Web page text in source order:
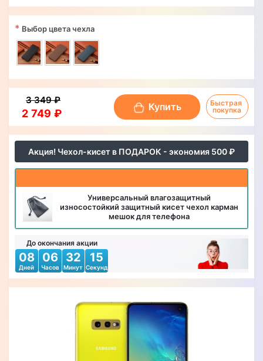
Акция! Чехол-кисет в ПОДАРОК - экономия 500 ₽
Универсальный влагозащитный
износостойкий защитный кисет чехол карман
мешок для телефона
До окончания акции
08
Дней
06
Часов
32
Минут
14
Секунд
* Выбор цвета чехла
2 749 ₽
3 349 ₽
Купить
Быстрая
покупка